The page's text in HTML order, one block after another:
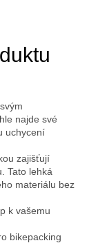
najde své
uchycení
zajišťují
Tato lehká
materiálu bez
k vašemu
bikepacking